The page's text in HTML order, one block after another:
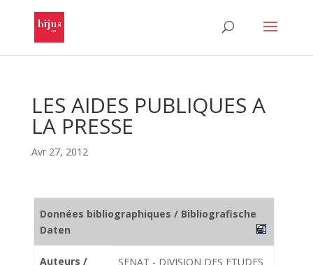
LES AIDES PUBLIQUES A
LA PRESSE
Avr 27, 2012
Données bibliographiques / Bibliografische
Daten
Auteurs /
SENAT - DIVISION DES ETUDES